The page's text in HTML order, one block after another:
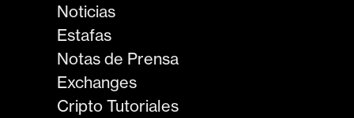
Noticias
Estafas
Notas de Prensa
Exchanges
Cripto Tutoriales